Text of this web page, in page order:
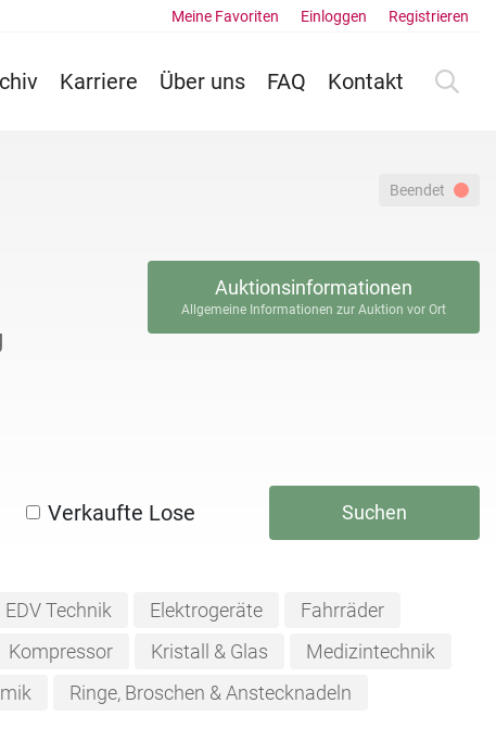
Karriere Über uns FAQ Kontakt
Meine Favoriten Einloggen Registrieren
Beendet
Auktionsinformationen
Allgemeine Informationen zur Auktion vor Ort
Verkaufte Lose Suchen
EDV Technik Elektrogeräte
Fahrräder
Kompressor Kristall & Glas
Medizintechnik
Ringe, Broschen & Anstecknadeln